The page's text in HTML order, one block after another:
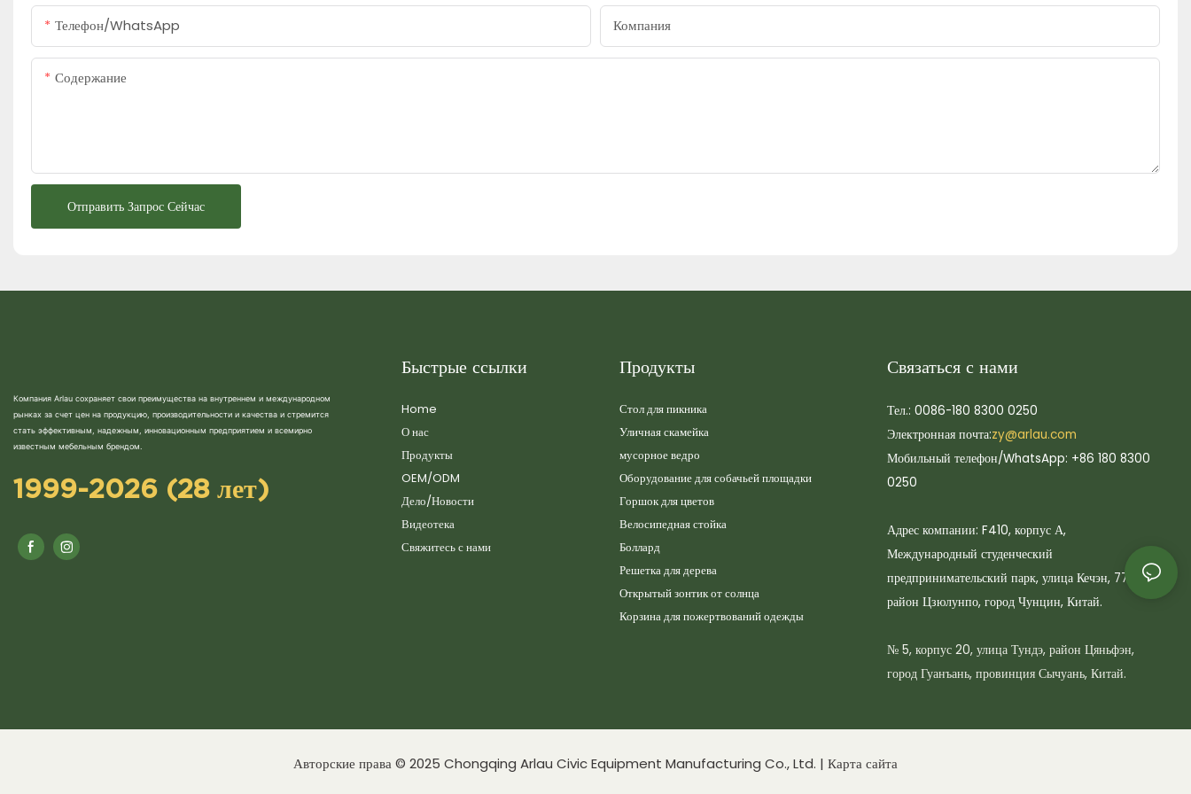
Телефон/WhatsApp Компания
Содержание
Отправить Запрос Сейчас
Компания Arlau сохраняет свои преимущества на внутреннем и международном
рынках за счет цен на продукцию, производительности и качества и стремится
стать эффективным, надежным, инновационным предприятием и всемирно
известным мебельным брендом.
1999-2026 (28 лет)
Быстрые ссылки
Home
О нас
Продукты
OEM/ODM
Дело/Новости
Видеотека
Свяжитесь с нами
Продукты
Стол для пикника
Уличная скамейка
мусорное ведро
Оборудование для собачьей площадки
Горшок для цветов
Велосипедная стойка
Боллард
Решетка для дерева
Открытый зонтик от солнца
Корзина для пожертвований одежды
Связаться с нами
Тел.: 0086-180 8300 0250
Электронная почта:zy@arlau.com
Мобильный телефон/WhatsApp: +86 180 8300
0250
Адрес компании: F410, корпус А,
Международный студенческий
предпринимательский парк, улица Кечэн, 77,
район Цзюлунпо, город Чунцин, Китай.
№ 5, корпус 20, улица Тундэ, район Цяньфэн,
город Гуанъань, провинция Сычуань, Китай.
Авторские права © 2025 Chongqing Arlau Civic Equipment Manufacturing Co., Ltd. | Карта сайта